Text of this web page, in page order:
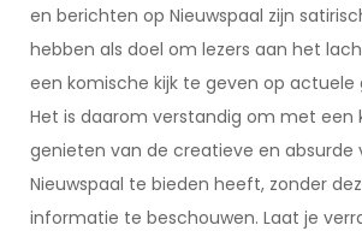
en berichten op Nieuwspaal zijn
hebben als doel om lezers aan het
een komische kijk te geven op actuele
Het is daarom verstandig om met een
genieten van de creatieve en absurde
Nieuwspaal te bieden heeft, zonder
informatie te beschouwen. Laat je